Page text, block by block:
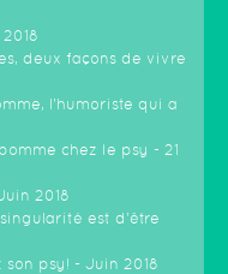
deux façons de vivre
l'humoriste qui a
chez le psy - 21
2018
est d'être
psy! - Juin 2018